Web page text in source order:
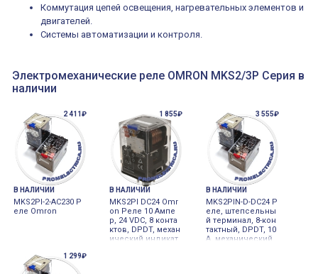
Коммутация цепей освещения, нагревательных элементов и
двигателей.
Системы автоматизации и контроля.
Электромеханические реле OMRON MKS2/3P Серия в
наличии
2 411₽
В НАЛИЧИИ
MKS2PI-2-AC230 Р
еле Omron
1 855₽
В НАЛИЧИИ
MKS2PI DC24 Omr
on Реле 10 Ампе
р, 24 VDC, 8 конта
ктов, DPDT, механ
ический индикат
3 555₽
В НАЛИЧИИ
MKS2PIN-D-DC24 Р
еле, штепсельны
й терминал, 8-кон
тактный, DPDT, 10
A, механический
1 299₽